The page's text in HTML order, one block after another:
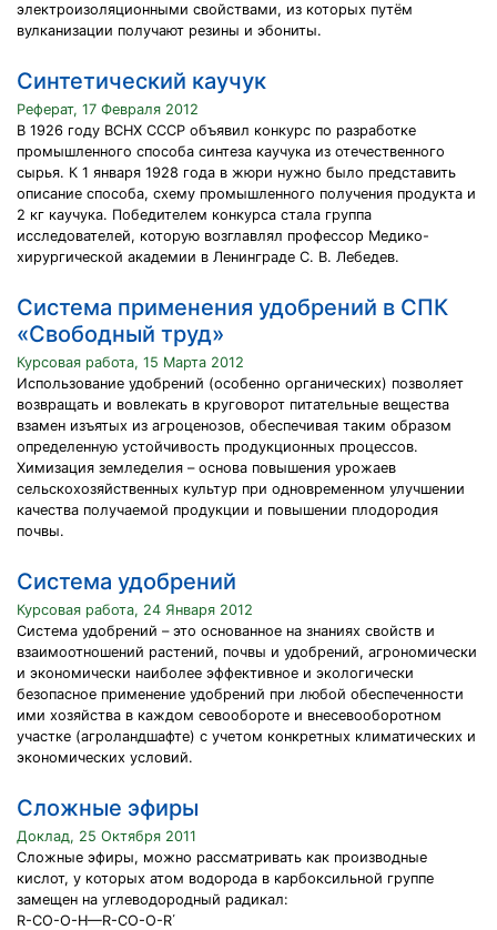
электроизоляционными свойствами, из которых путём
вулканизации получают резины и эбониты.
Синтетический каучук
Реферат, 17 Февраля 2012
В 1926 году ВСНХ СССР объявил конкурс по разработке
промышленного способа синтеза каучука из отечественного
сырья. К 1 января 1928 года в жюри нужно было представить
описание способа, схему промышленного получения продукта и
2 кг каучука. Победителем конкурса стала группа
исследователей, которую возглавлял профессор Медико-
хирургической академии в Ленинграде С. В. Лебедев.
Система применения удобрений в СПК
«Свободный труд»
Курсовая работа, 15 Марта 2012
Использование удобрений (особенно органических) позволяет
возвращать и вовлекать в круговорот питательные вещества
взамен изъятых из агроценозов, обеспечивая таким образом
определенную устойчивость продукционных процессов.
Химизация земледелия – основа повышения урожаев
сельскохозяйственных культур при одновременном улучшении
качества получаемой продукции и повышении плодородия
почвы.
Система удобрений
Курсовая работа, 24 Января 2012
Система удобрений – это основанное на знаниях свойств и
взаимоотношений растений, почвы и удобрений, агрономически
и экономически наиболее эффективное и экологически
безопасное применение удобрений при любой обеспеченности
ими хозяйства в каждом севообороте и внесевооборотном
участке (агроландшафте) с учетом конкретных климатических и
экономических условий.
Сложные эфиры
Доклад, 25 Октября 2011
Сложные эфиры, можно рассматривать как производные
кислот, у которых атом водорода в карбоксильной группе
замещен на углеводородный радикал:
R-CO-O-H—R-CO-O-R΄